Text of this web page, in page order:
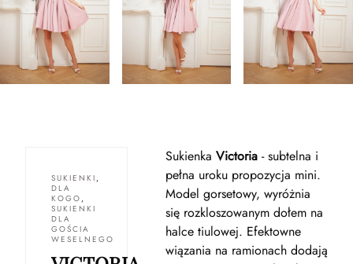
SUKIENKI ,
DLA
KOGO ,
SUKIENKI
DLA
GOŚCIA
WESELNEGO
Sukienka Victoria - subtelna i
pełna uroku propozycja mini.
Model gorsetowy, wyróżnia
się rozkloszowanym dołem na
halce tiulowej. Efektowne
wiązania na ramionach dodają